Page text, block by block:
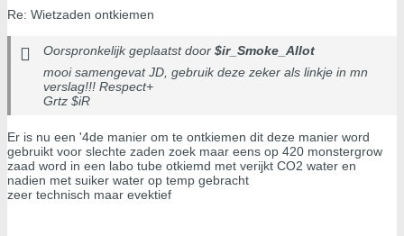
Re: Wietzaden ontkiemen
Oorspronkelijk geplaatst door $ir_Smoke_Allot
mooi samengevat JD, gebruik deze zeker als linkje in mn
verslag!!! Respect+
Grtz $iR
Er is nu een '4de manier om te ontkiemen dit deze manier word
gebruikt voor slechte zaden zoek maar eens op 420 monstergrow
zaad word in een labo tube otkiemd met verijkt CO2 water en
nadien met suiker water op temp gebracht
zeer technisch maar evektief